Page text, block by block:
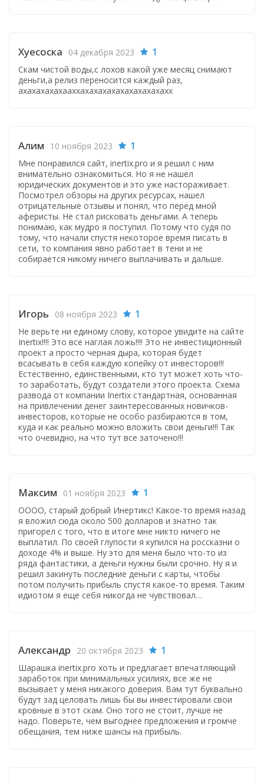
Хуесоска 04 декабря 2023 1
Скам чистой воды,с лохов какой уже месяц снимают
деньги,а релиз переносится каждый раз,
ахахахахахааххахахахахахахахахахахх
Алим 10 ноября 2023 1
Мне понравился сайт, inertix.pro и я решил с ним
внимательно ознакомиться. Но я не нашел
юридических документов и это уже настораживает.
Посмотрел обзоры на других ресурсах, нашел
отрицательные отзывы и понял, что перед мной
аферисты. Не стал рисковать деньгами. А теперь
понимаю, как мудро я поступил. Потому что судя по
тому, что начали спустя некоторое время писать в
сети, то компания явно работает в тени и не
собирается никому ничего выплачивать и дальше.
Игорь 08 ноября 2023 1
Не верьте ни единому слову, которое увидите на сайте
Inertix!!!! Это все наглая ложь!!!! Это не инвестиционный
проект а просто черная дыра, которая будет
всасывать в себя каждую копейку от инвесторов!!!
Естественно, единственными, кто тут может хоть что-
то заработать, будут создатели этого проекта. Схема
развода от компании Inertix стандартная, основанная
на привлечении денег заинтересованных новичков-
инвесторов, которые не особо разбираются в том,
куда и как реально можно вложить свои деньги!!! Так
что очевидно, на что тут все заточено!!!
Максим 01 ноября 2023 1
ОООО, старый добрый Инертикс! Какое-то время назад
я вложил сюда около 500 долларов и знатно так
пригорел с того, что в итоге мне никто ничего не
выплатил. По своей глупости я купился на россказни о
доходе 4% и выше. Ну это для меня было что-то из
ряда фантастики, а деньги нужны были срочно. Ну я и
решил закинуть последние деньги с карты, чтобы
потом получить прибыль спустя какое-то время. Таким
идиотом я еще себя никогда не чувствовал…
Александр 20 октября 2023 1
Шарашка inertix.pro хоть и предлагает впечатляющий
заработок при минимальных усилиях, все же не
вызывает у меня никакого доверия. Вам тут буквально
будут зад целовать лишь бы вы инвестировали свои
кровные в этот скам. Оно того не стоит, лучше не
надо. Поверьте, чем выгоднее предложения и громче
обещания, тем ниже шансы на прибыль.